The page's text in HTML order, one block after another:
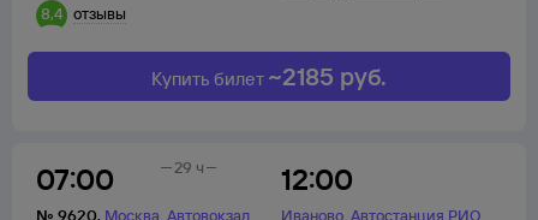
8,4 отзывы
Купить билет ~2185 руб.
07:00
№ 9620, Москва,Автовокзал
12:00
Иваново,Автостанция РИО
29 ч